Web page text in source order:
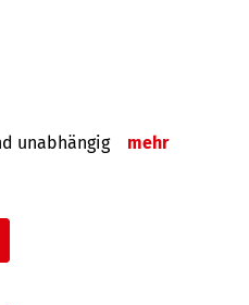
unabhängig mehr